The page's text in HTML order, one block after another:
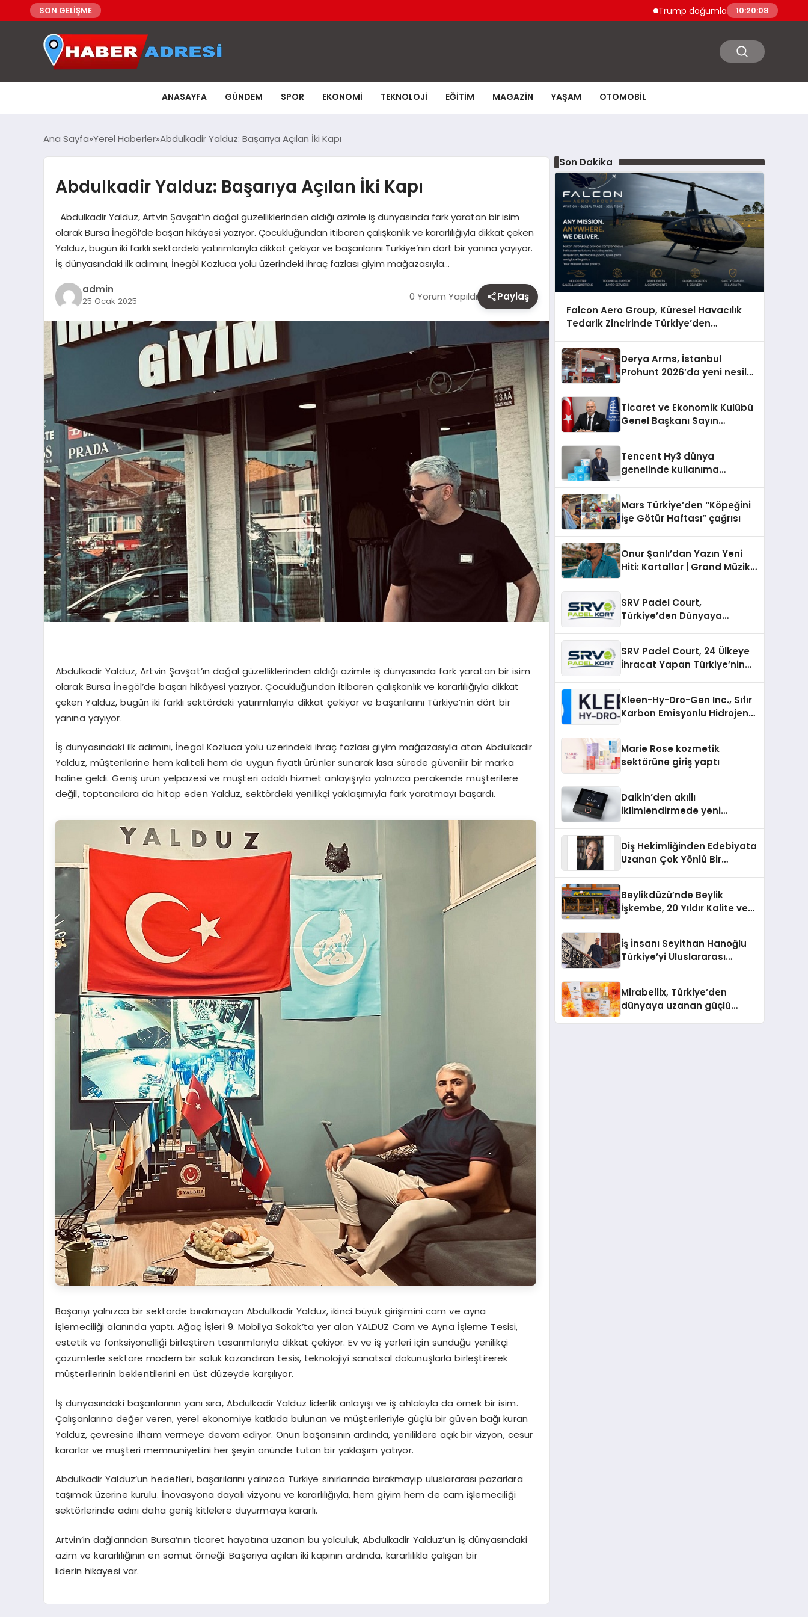
SON GELİŞME Trump doğumla vatandaşlık ve doğum
10:20:09
ANASAYFA GÜNDEM SPOR EKONOMI TEKNOLOJI EĞITIM MAGAZIN YAŞAM OTOMOBIL
Ana Sayfa Yerel Haberler Abdulkadir Yalduz: Başarıya Açılan İki Kapı
Abdulkadir Yalduz: Başarıya Açılan İki Kapı
Abdulkadir Yalduz, Artvin Şavşat’ın doğal güzelliklerinden aldığı azimle iş dünyasında fark yaratan bir isim
olarak Bursa İnegöl’de başarı hikâyesi yazıyor. Çocukluğundan itibaren çalışkanlık ve kararlılığıyla dikkat çeken
Yalduz, bugün iki farklı sektördeki yatırımlarıyla dikkat çekiyor ve başarılarını Türkiye’nin dört bir yanına yayıyor.
İş dünyasındaki ilk adımını, İnegöl Kozluca yolu üzerindeki ihraç fazlası giyim mağazasıyla…
admin
25 Ocak 2025 0 Yorum Yapıldı Paylaş
Abdulkadir Yalduz, Artvin Şavşat’ın doğal güzelliklerinden aldığı azimle iş dünyasında fark yaratan bir isim
olarak Bursa İnegöl’de başarı hikâyesi yazıyor. Çocukluğundan itibaren çalışkanlık ve kararlılığıyla dikkat
çeken Yalduz, bugün iki farklı sektördeki yatırımlarıyla dikkat çekiyor ve başarılarını Türkiye’nin dört bir
yanına yayıyor.
İş dünyasındaki ilk adımını, İnegöl Kozluca yolu üzerindeki ihraç fazlası giyim mağazasıyla atan Abdulkadir
Yalduz, müşterilerine hem kaliteli hem de uygun fiyatlı ürünler sunarak kısa sürede güvenilir bir marka
haline geldi. Geniş ürün yelpazesi ve müşteri odaklı hizmet anlayışıyla yalnızca perakende müşterilere
değil, toptancılara da hitap eden Yalduz, sektördeki yenilikçi yaklaşımıyla fark yaratmayı başardı.
Başarıyı yalnızca bir sektörde bırakmayan Abdulkadir Yalduz, ikinci büyük girişimini cam ve ayna
işlemeciliği alanında yaptı. Ağaç İşleri 9. Mobilya Sokak’ta yer alan YALDUZ Cam ve Ayna İşleme Tesisi,
estetik ve fonksiyonelliği birleştiren tasarımlarıyla dikkat çekiyor. Ev ve iş yerleri için sunduğu yenilikçi
çözümlerle sektöre modern bir soluk kazandıran tesis, teknolojiyi sanatsal dokunuşlarla birleştirerek
müşterilerinin beklentilerini en üst düzeyde karşılıyor.
İş dünyasındaki başarılarının yanı sıra, Abdulkadir Yalduz liderlik anlayışı ve iş ahlakıyla da örnek bir isim.
Çalışanlarına değer veren, yerel ekonomiye katkıda bulunan ve müşterileriyle güçlü bir güven bağı kuran
Yalduz, çevresine ilham vermeye devam ediyor. Onun başarısının ardında, yeniliklere açık bir vizyon, cesur
kararlar ve müşteri memnuniyetini her şeyin önünde tutan bir yaklaşım yatıyor.
Abdulkadir Yalduz’un hedefleri, başarılarını yalnızca Türkiye sınırlarında bırakmayıp uluslararası pazarlara
taşımak üzerine kurulu. İnovasyona dayalı vizyonu ve kararlılığıyla, hem giyim hem de cam işlemeciliği
sektörlerinde adını daha geniş kitlelere duyurmaya kararlı.
Artvin’in dağlarından Bursa’nın ticaret hayatına uzanan bu yolculuk, Abdulkadir Yalduz’un iş dünyasındaki
azim ve kararlılığının en somut örneği. Başarıya açılan iki kapının ardında, kararlılıkla çalışan bir
liderin hikayesi var.
Son Dakika
Falcon Aero Group, Küresel Havacılık
Tedarik Zincirinde Türkiye’den
Derya Arms, İstanbul
Prohunt 2026’da yeni nesil
Ticaret ve Ekonomik Kulübü
Genel Başkanı Sayın
şunları kaydetti:
Tencent Hy3 dünya
genelinde kullanıma
Mars Türkiye’den “Köpeğini
İşe Götür Haftası” çağrısı
Onur Şanlı’dan Yazın Yeni
Hiti: Kartallar | Grand Müzik
SRV Padel Court,
Türkiye’den Dünyaya
SRV Padel Court, 24 Ülkeye
İhracat Yapan Türkiye’nin
Kleen-Hy-Dro-Gen Inc., Sıfır
Karbon Emisyonlu Hidrojen
Aldı
Marie Rose kozmetik
sektörüne giriş yaptı
Daikin’den akıllı
iklimlendirmede yeni
Diş Hekimliğinden Edebiyata
Uzanan Çok Yönlü Bir
Beylikdüzü’nde Beylik
İşkembe, 20 Yıldır Kalite ve
İş İnsanı Seyithan Hanoğlu
Türkiye’yi Uluslararası
Mirabellix, Türkiye’den
dünyaya uzanan güçlü